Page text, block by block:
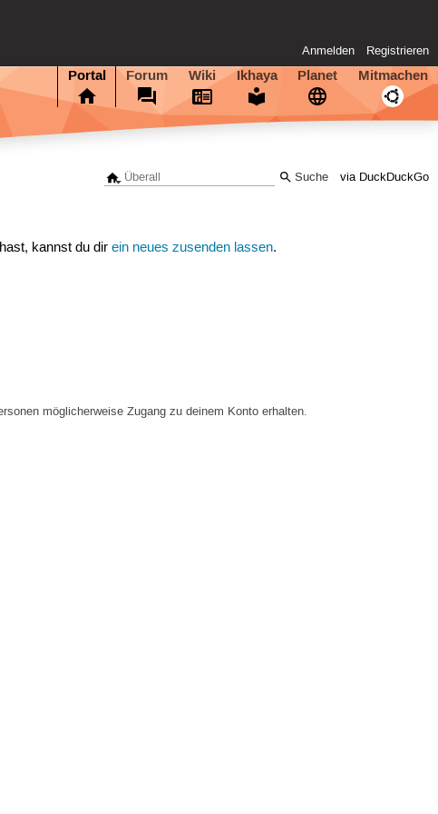
Anmelden Registrieren
Portal Forum Wiki Ikhaya Planet Mitmachen
via DuckDuckGo
kannst du direin neues zusenden lassen.
möglicherweise Zugang zu deinem Konto erhalten.